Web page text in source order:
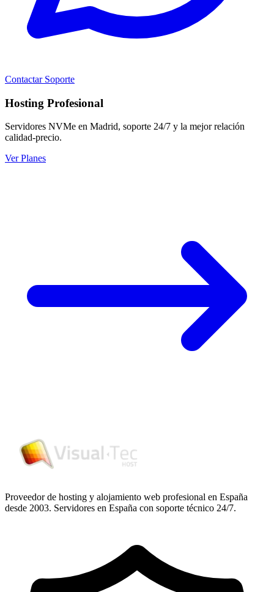
Contactar Soporte
Hosting Profesional
Servidores NVMe en Madrid, soporte 24/7 y la mejor relación
calidad-precio.
Ver Planes
Proveedor de hosting y alojamiento web profesional en España
desde 2003. Servidores en España con soporte técnico 24/7.